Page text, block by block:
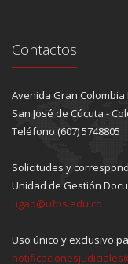
Contactos
Avenida Gran Colombia
San José de Cúcuta -
Teléfono (607) 5748805
Solicitudes y
Unidad de Gestión
ugad@ufps.edu.co
Uso único y exclusivo